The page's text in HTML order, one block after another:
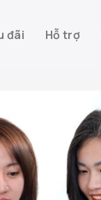
đãi Hỗ trợ